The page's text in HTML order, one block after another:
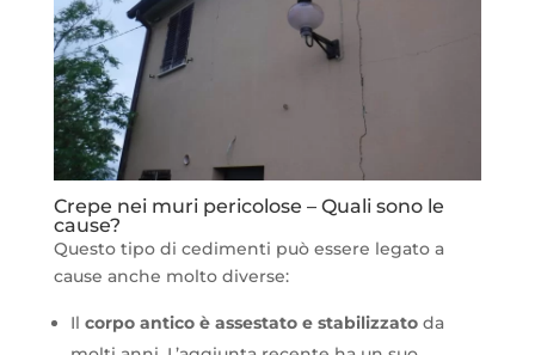
Crepe nei muri pericolose – Quali sono le
cause?
Questo tipo di cedimenti può essere legato a
cause anche molto diverse:
Il corpo antico è assestato e stabilizzatoda